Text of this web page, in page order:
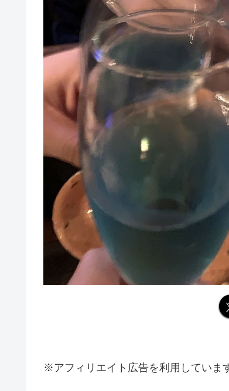
※アフィリエイト広告を利用していま